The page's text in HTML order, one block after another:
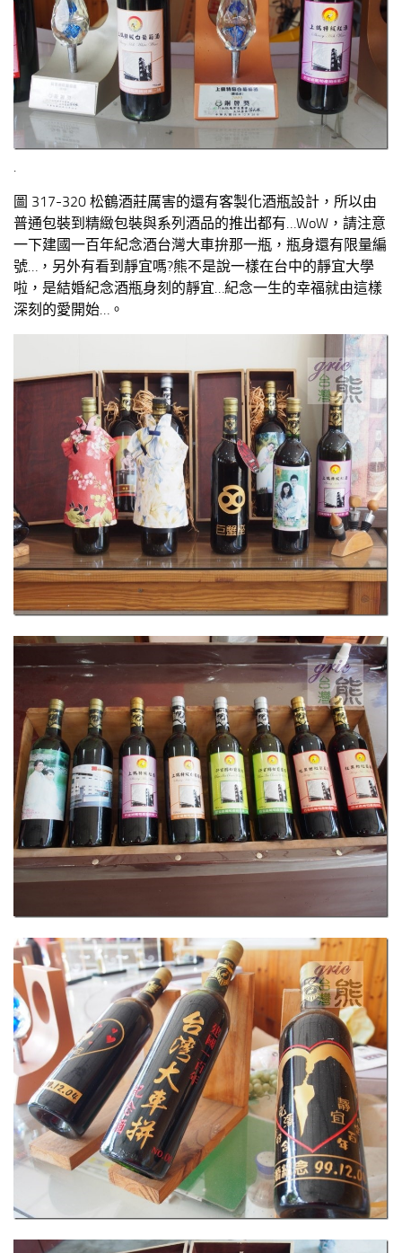
圖 317-320 松鶴酒莊厲害的還有客製化酒瓶設計，所以由
普通包裝到精緻包裝與系列酒品的推出都有…WoW，請注意
一下建國一百年紀念酒台灣大車拚那一瓶，瓶身還有限量編
號…，另外有看到靜宜嗎?熊不是說一樣在台中的靜宜大學
啦，是結婚紀念酒瓶身刻的靜宜…紀念一生的幸福就由這樣
深刻的愛開始…。